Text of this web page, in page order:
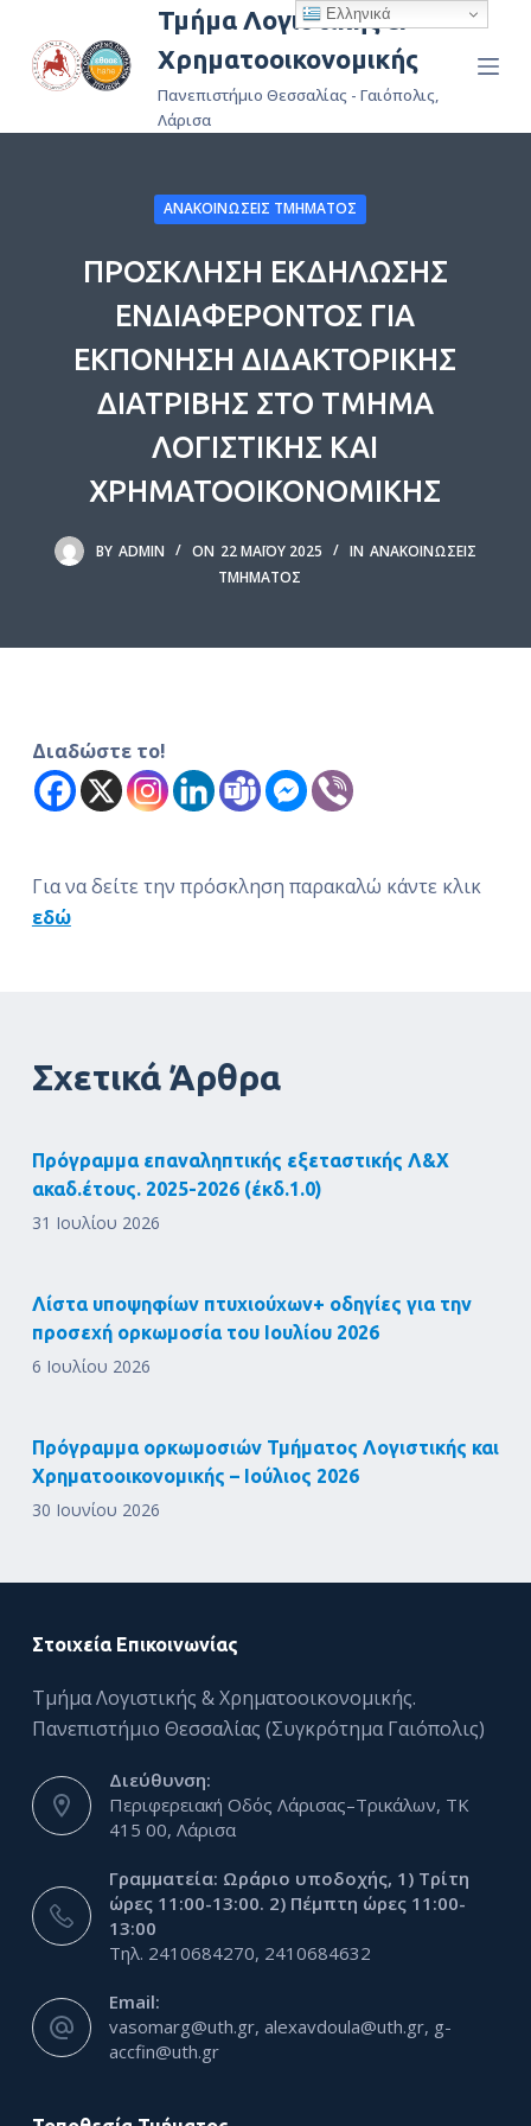
ε
ν
Τμήμα Λογιστικής &
Χρηματοοικονομικής
Πανεπιστήμιο Θεσσαλίας - Γαιόπολις,
Λάρισα
ΑΝΑΚΟΙΝΏΣΕΙΣ ΤΜΉΜΑΤΟΣ
ΠΡΟΣΚΛΗΣΗ ΕΚΔΗΛΩΣΗΣ
ΕΝΔΙΑΦΕΡΟΝΤΟΣ ΓΙΑ
ΕΚΠΟΝΗΣΗ ΔΙΔΑΚΤΟΡΙΚΗΣ
ΔΙΑΤΡΙΒΗΣ ΣΤΟ ΤΜΗΜΑ
ΛΟΓΙΣΤΙΚΗΣ ΚΑΙ
ΧΡΗΜΑΤΟΟΙΚΟΝΟΜΙΚΗΣ
BY ADMIN ON 22 ΜΑΪ́ΟΥ 2025 IN ΑΝΑΚΟΙΝΏΣΕΙΣ
ΤΜΉΜΑΤΟΣ
Διαδώστε το!
Για να δείτε την πρόσκληση παρακαλώ κάντε κλικ
εδώ
Σχετικά Άρθρα
Πρόγραμμα επαναληπτικής εξεταστικής Λ&Χ
ακαδ.έτους. 2025-2026 (έκδ.1.0)
31 Ιουλίου 2026
Λίστα υποψηφίων πτυχιούχων+ οδηγίες για την
προσεχή ορκωμοσία του Ιουλίου 2026
6 Ιουλίου 2026
Πρόγραμμα ορκωμοσιών Τμήματος Λογιστικής και
Χρηματοοικονομικής – Ιούλιος 2026
30 Ιουνίου 2026
Στοιχεία Επικοινωνίας
Τμήμα Λογιστικής & Χρηματοοικονομικής.
Πανεπιστήμιο Θεσσαλίας (Συγκρότημα Γαιόπολις)
Διεύθυνση:
Περιφερειακή Οδός Λάρισας–Τρικάλων, ΤΚ
415 00, Λάρισα
Γραμματεία: Ωράριο υποδοχής, 1) Τρίτη
ώρες 11:00-13:00. 2) Πέμπτη ώρες 11:00-
13:00
Τηλ. 2410684270, 2410684632
Email:
vasomarg@uth.gr, alexavdoula@uth.gr, g-
accfin@uth.gr
Ελληνικά